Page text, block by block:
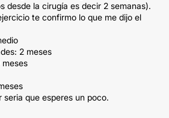
desde la cirugía es decir 2 semanas).
te confirmo lo que me dijo el
2 meses
seria que esperes un poco.